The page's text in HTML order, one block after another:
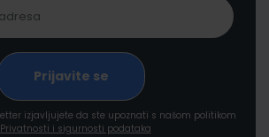
izjavljujete da ste upoznati s našom politikom
Privatnosti i sigurnosti podataka